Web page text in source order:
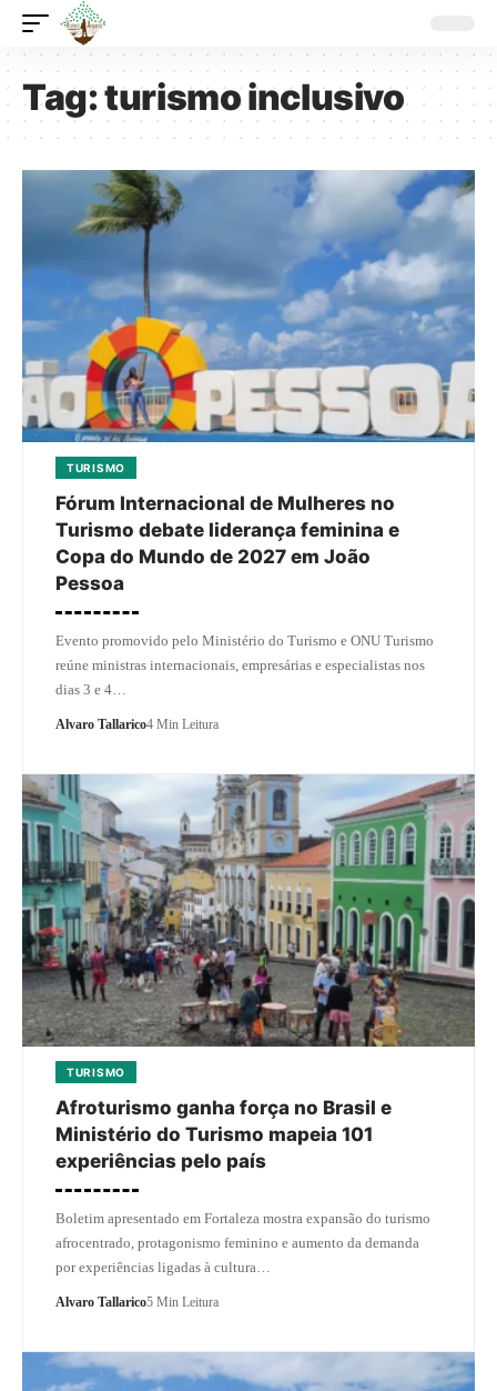
Tag:turismo inclusivo
TURISMO
Fórum Internacional de Mulheres no
Turismo debate liderança feminina e
Copa do Mundo de 2027 em João
Pessoa
Evento promovido pelo Ministério do Turismo e ONU Turismo
reúne ministras internacionais, empresárias e especialistas nos
dias 3 e 4…
Alvaro Tallarico4 Min Leitura
TURISMO
Afroturismo ganha força no Brasil e
Ministério do Turismo mapeia 101
experiências pelo país
Boletim apresentado em Fortaleza mostra expansão do turismo
afrocentrado, protagonismo feminino e aumento da demanda
por experiências ligadas à cultura…
Alvaro Tallarico5 Min Leitura